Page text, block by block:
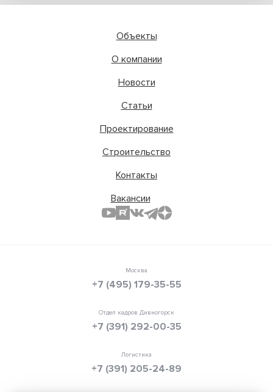
Объекты
О компании
Новости
Статьи
Проектирование
Строительство
Контакты
Вакансии
Москва
+7 (495) 179-35-55
Отдел кадров Дивногорск
+7 (391) 292-00-35
Логистика
+7 (391) 205-24-89